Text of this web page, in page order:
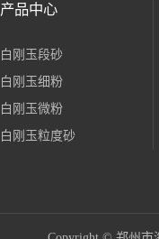
产品中心
白刚玉段砂
白刚玉细粉
白刚玉微粉
白刚玉粒度砂